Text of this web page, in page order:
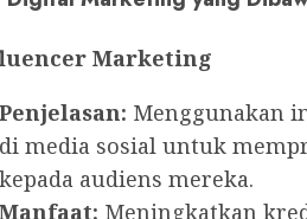
Marketing
Penjelasan: Menggunakan
di media sosial untuk
kepada audiens mereka.
Manfaat: Meningkatkan